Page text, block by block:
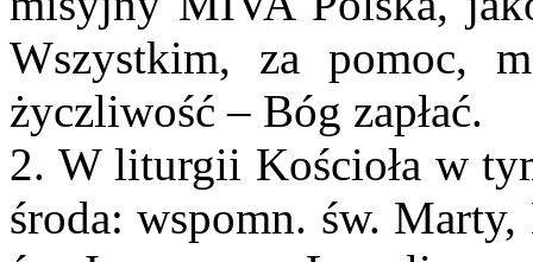
Wszystkim, za pomoc,
życzliwość – Bóg zapłać.
2. W liturgii Kościoła w
środa: wspomn. św.